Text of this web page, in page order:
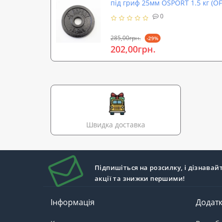
під гриф 25мм OSPORT 1.5 кг
0
285,00грн. -29%
202,00грн.
Швидка доставка
Підпишіться на розсилку, і
акції та знижки першими!
Інформація